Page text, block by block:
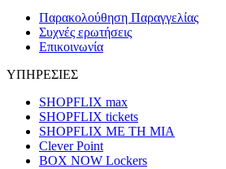
Παρακολούθηση Παραγγελίας
Συχνές ερωτήσεις
Επικοινωνία
ΥΠΗΡΕΣΙΕΣ
SHOPFLIX max
SHOPFLIX tickets
SHOPFLIX ΜΕ ΤΗ ΜΙΑ
Clever Point
BOX NOW Lockers